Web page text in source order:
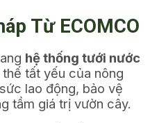
Từ ECOMCO
hệ thống tưới nước
thế tất yếu của nông
lao động, bảo vệ
tầm giá trị vườn cây.